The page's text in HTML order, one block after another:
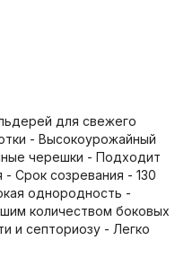
для свежего
- Высокоурожайный
черешки - Подходит
Срок созревания - 130
однородность -
количеством боковых
и септориозу - Легко